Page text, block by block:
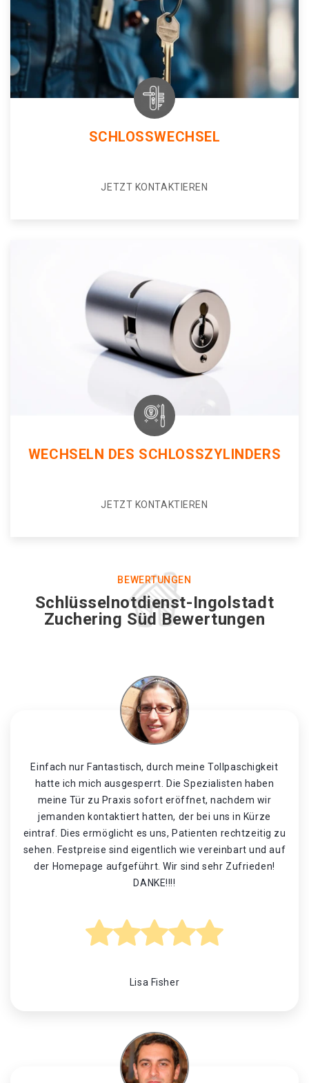
SCHLOSSWECHSEL
JETZT KONTAKTIEREN
WECHSELN DES SCHLOSSZYLINDERS
JETZT KONTAKTIEREN
BEWERTUNGEN
Schlüsselnotdienst-Ingolstadt
Zuchering Süd Bewertungen
Einfach nur Fantastisch, durch meine Tollpaschigkeit
hatte ich mich ausgesperrt. Die Spezialisten haben
meine Tür zu Praxis sofort eröffnet, nachdem wir
jemanden kontaktiert hatten, der bei uns in Kürze
eintraf. Dies ermöglicht es uns, Patienten rechtzeitig zu
sehen. Festpreise sind eigentlich wie vereinbart und auf
der Homepage aufgeführt. Wir sind sehr Zufrieden!
DANKE!!!!
Lisa Fisher